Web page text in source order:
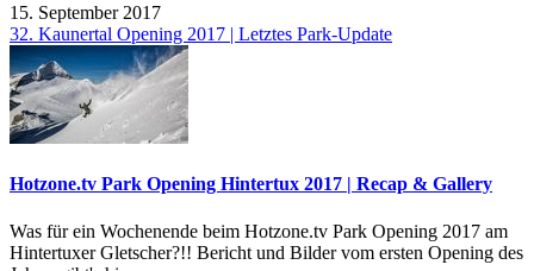
15. September 2017
32. Kaunertal Opening 2017 | Letztes Park-Update
Hotzone.tv Park Opening Hintertux 2017 | Recap & Gallery
Was für ein Wochenende beim Hotzone.tv Park Opening 2017 am
Hintertuxer Gletscher?!! Bericht und Bilder vom ersten Opening des